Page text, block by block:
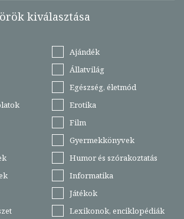
kiválasztása
Ajándék
Állatvilág
Egészség, életmód
Erotika
Film
Gyermekkönyvek
Humor és szórakoztatás
Informatika
Játékok
Lexikonok, enciklopédiák